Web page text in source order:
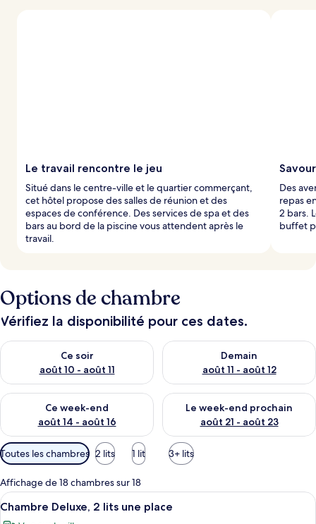
Le travail rencontre le jeu
Situé dans le centre-ville et le quartier commerçant,
cet hôtel propose des salles de réunion et des
espaces de conférence. Des services de spa et des
bars au bord de la piscine vous attendent après le
travail.
Des
repas
2 bars.
buffet
Options de chambre
Vérifiez la disponibilité pour ces dates.
Ce soir
août 10 - août 11
Vérifier la disponibilité pour ce soir août 10 - août 11
Demain
août 11 - août 12
Vérifier la disponibilité pour
Ce week-end
août 14 - août 16
Vérifier la disponibilité pour ce week-end août 14 - août 16
Le week-end prochain
août 21 - août 23
Vérifier la disponibilité pour
Filtres
disponibles
pour
les
chambres
Toutes les chambres 2 lits 1 lit 3+ lits
Affichage de 18 chambres sur 18
Afficher
toutes
Une chambre d’hôtel avec un lit, un
6
Chambre Deluxe, 2 lits une place